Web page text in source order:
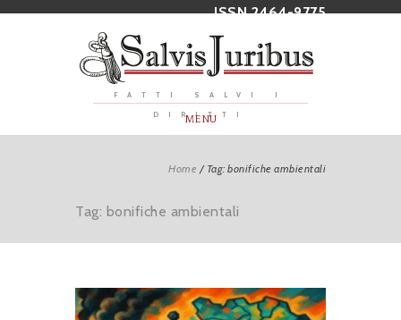
ISSN 2464-9775
FATTI SALVI I
DIRITTI
MENU
Home / Tag: bonifiche ambientali
Tag: bonifiche ambientali